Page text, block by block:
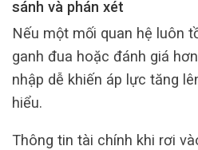
sánh và phán xét
Nếu một mối quan hệ luôn
ganh đua hoặc đánh giá
nhập dễ khiến áp lực tăng
hiểu.
Thông tin tài chính khi rơi